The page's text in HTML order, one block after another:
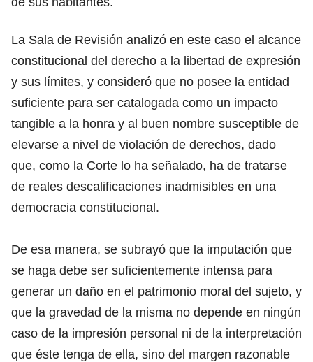
La Sala de Revisión analizó en este caso el alcance
constitucional del derecho a la libertad de expresión
y sus límites, y consideró que no posee la entidad
suficiente para ser catalogada como un impacto
tangible a la honra y al buen nombre susceptible de
elevarse a nivel de violación de derechos, dado
que, como la Corte lo ha señalado, ha de tratarse
de reales descalificaciones inadmisibles en una
democracia constitucional.
De esa manera, se subrayó que la imputación que
se haga debe ser suficientemente intensa para
generar un daño en el patrimonio moral del sujeto, y
que la gravedad de la misma no depende en ningún
caso de la impresión personal ni de la interpretación
que éste tenga de ella, sino del margen razonable